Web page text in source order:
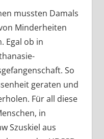
mussten Damals
Minderheiten
Egal ob in
So
geraten und
Für all diese
in
Szuskiel aus